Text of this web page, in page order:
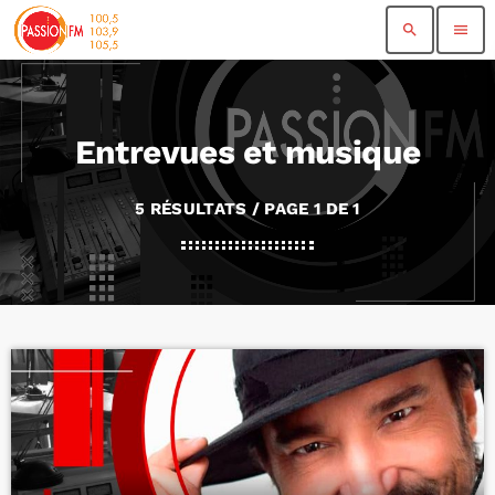
search menu
Entrevues et musique
5 RÉSULTATS / PAGE 1 DE 1